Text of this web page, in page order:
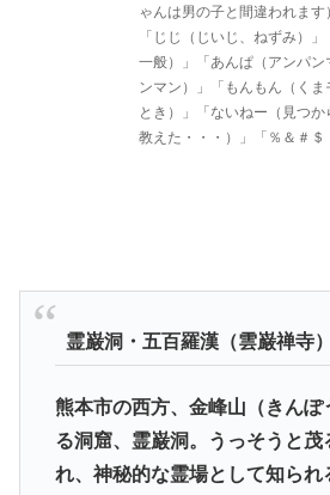
ゃんは男の子と間違われます
「じじ（じいじ、ねずみ）
一般）」「あんぱ（アンパ
ンマン）」「もんもん（く
とき）」「ないねー（見つ
教えた・・・）」「％＆＃＄
霊巌洞・五百羅漢（雲巌禅寺）
熊本市の西方、金峰山（きんぽ
る洞窟、霊巌洞。うっそうと茂
れ、神秘的な霊場として知られ